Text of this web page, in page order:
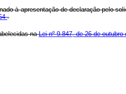
à apresentação de declaração pelo
.
naLei nº 9.847, de 26 de